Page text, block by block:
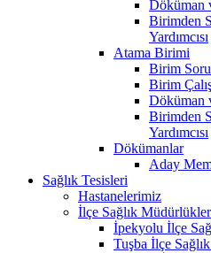
Döküman
Birimden
Yardımcısı
Atama Birimi
Birim
Birim
Döküman
Birimden
Yardımcısı
Dökümanlar
Aday
Sağlık Tesisleri
Hastanelerimiz
İlçe Sağlık
İpekyolu İlçe
Tuşba İlçe